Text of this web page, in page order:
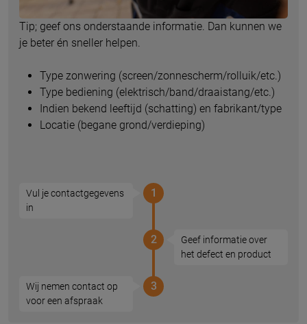
Tip; geef ons onderstaande informatie. Dan kunnen we
je beter én sneller helpen.
Type zonwering (screen/zonnescherm/rolluik/etc.)
Type bediening (elektrisch/band/draaistang/etc.)
Indien bekend leeftijd (schatting) en fabrikant/type
Locatie (begane grond/verdieping)
Vul je contactgegevens
in
1
Geef informatie over
het defect en product
2
Wij nemen contact op
voor een afspraak
3